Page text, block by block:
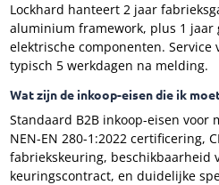
Lockhard hanteert 2 jaar
aluminium framework, plus 1 jaar
elektrische componenten.
typisch 5 werkdagen na melding.
Wat zijn de inkoop-eisen die ik
Standaard B2B inkoop-eisen voor
NEN-EN 280-1:2022 certificering,
fabriekskeuring, beschikbaarheid
keuringscontract, en duidelijke